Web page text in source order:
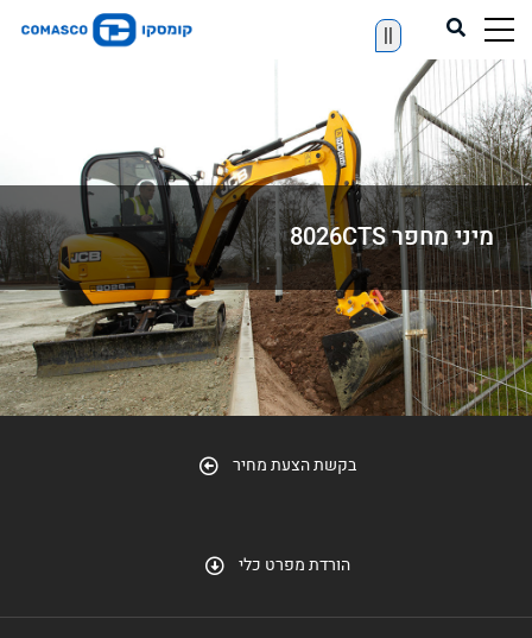
||
מיני מחפר 8026CTS
בקשת הצעת מחיר
הורדת מפרט כלי